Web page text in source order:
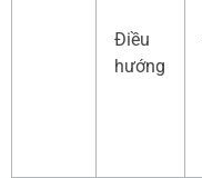
Điều
hướng